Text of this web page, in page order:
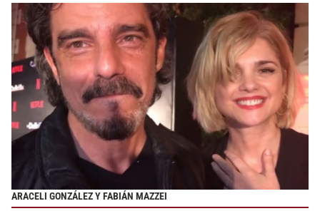
ARACELI GONZÁLEZ Y FABIÁN MAZZEI